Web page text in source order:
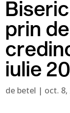
prin
iulie
de betel | oct. 8,